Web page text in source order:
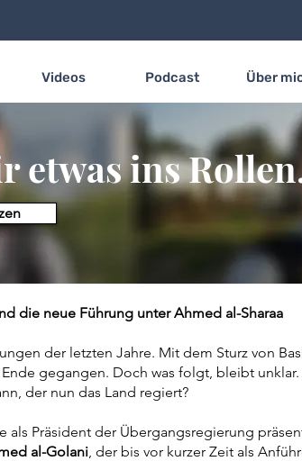
Videos Podcast Über
etwas ins
die neue Führung unter Ahmed al-Sharaa
der letzten Jahre. Mit dem Sturz von
gegangen. Doch was folgt, bleibt unklar.
der nun das Land regiert?
als Präsident der Übergangsregierung
al-Golani, der bis vor kurzer Zeit als